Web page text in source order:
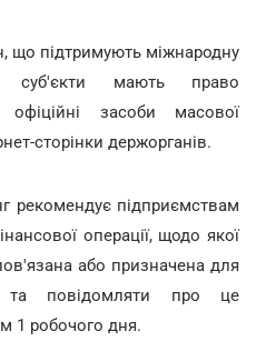
що підтримують міжнародну
суб'єкти мають право
офіційні засоби масової
сторінки держорганів.
рекомендує підприємствам
операції, щодо якої
або призначена для
та повідомляти про це
1 робочого дня.